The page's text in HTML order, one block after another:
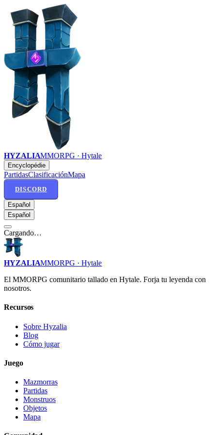
HYZALIAMMORPG · Hytale
Encyclopédie
PartidasClasificaciónMapa
DISCORD
Español
Español
Cargando…
HYZALIAMMORPG · Hytale
El MMORPG comunitario tallado en Hytale. Forja tu leyenda con
nosotros.
Recursos
Sobre Hyzalia
Blog
Cómo jugar
Juego
Mazmorras
Partidas
Monstruos
Objetos
Mapa